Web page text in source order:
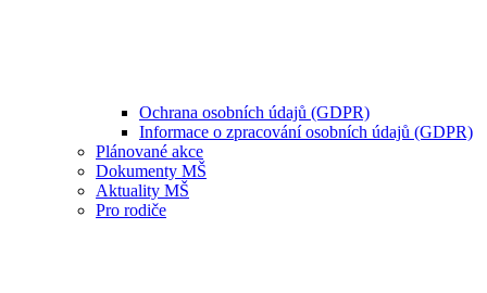
Ochrana osobních údajů (GDPR)
Informace o zpracování osobních údajů (GDPR)
Plánované akce
Dokumenty MŠ
Aktuality MŠ
Pro rodiče